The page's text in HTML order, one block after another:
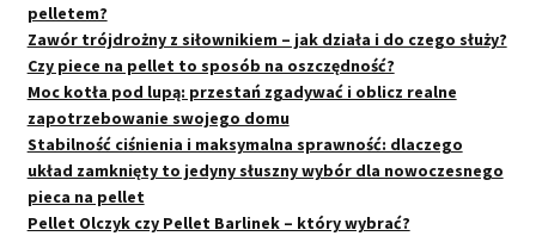
pelletem?
Zawór trójdrożny z siłownikiem – jak działa i do czego służy?
Czy piece na pellet to sposób na oszczędność?
Moc kotła pod lupą: przestań zgadywać i oblicz realne
zapotrzebowanie swojego domu
Stabilność ciśnienia i maksymalna sprawność: dlaczego
układ zamknięty to jedyny słuszny wybór dla nowoczesnego
pieca na pellet
Pellet Olczyk czy Pellet Barlinek – który wybrać?